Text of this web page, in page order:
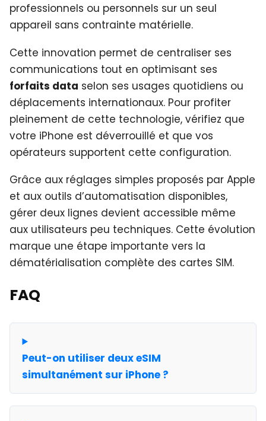
professionnels ou personnels sur un seul
appareil sans contrainte matérielle.
Cette innovation permet de centraliser ses
communications tout en optimisant ses
forfaits data selon ses usages quotidiens ou
déplacements internationaux. Pour profiter
pleinement de cette technologie, vérifiez que
votre iPhone est déverrouillé et que vos
opérateurs supportent cette configuration.
Grâce aux réglages simples proposés par Apple
et aux outils d’automatisation disponibles,
gérer deux lignes devient accessible même
aux utilisateurs peu techniques. Cette évolution
marque une étape importante vers la
dématérialisation complète des cartes SIM.
FAQ
Peut-on utiliser deux eSIM
simultanément sur iPhone ?